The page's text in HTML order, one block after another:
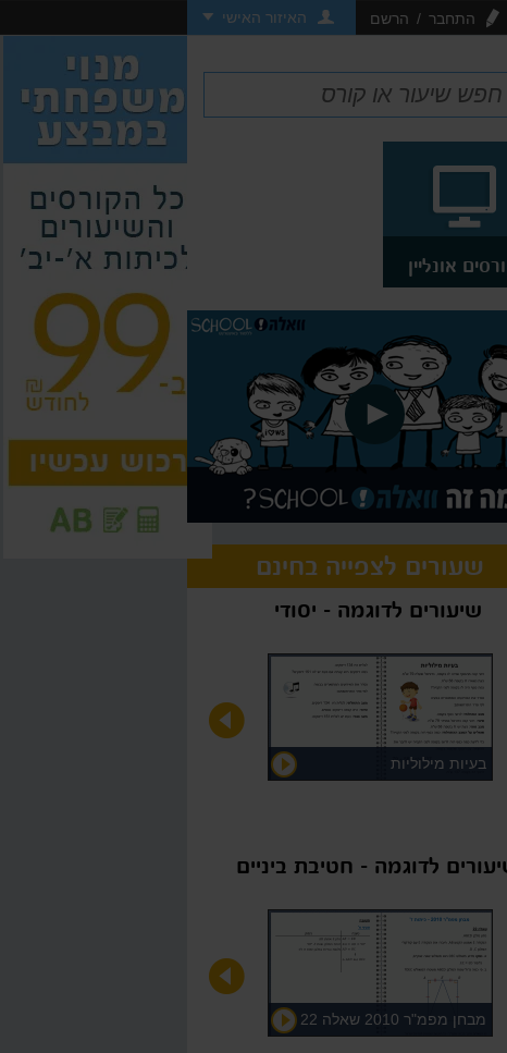
האיזור האישי התחבר / הרשם
אונליין
שעורים לצפייה בחינם
שיעורים לדוגמה - יסודי
בעיות מילוליות
לדוגמה - חטיבת ביניים
מבחן מפמ"ר 2010 שאלה 22